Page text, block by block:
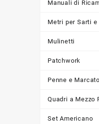
Manuali di
Metri per Sarti e
Mulinetti
Patchwork
Penne e
Quadri a Mezzo
Set Americano